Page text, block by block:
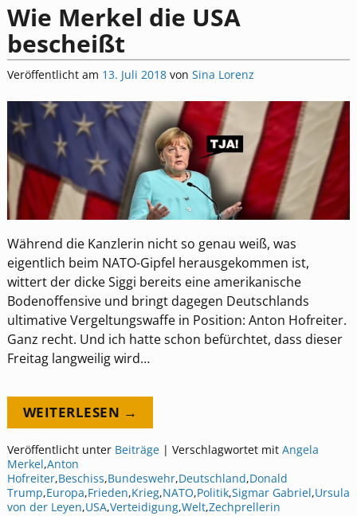
Wie Merkel die USA
bescheißt
Veröffentlicht am 13. Juli 2018 von Sina Lorenz
Während die Kanzlerin nicht so genau weiß, was
eigentlich beim NATO-Gipfel herausgekommen ist,
wittert der dicke Siggi bereits eine amerikanische
Bodenoffensive und bringt dagegen Deutschlands
ultimative Vergeltungswaffe in Position: Anton Hofreiter.
Ganz recht. Und ich hatte schon befürchtet, dass dieser
Freitag langweilig wird…
WEITERLESEN →
Veröffentlicht unter Beiträge| Verschlagwortet mit Angela
Merkel,Anton
Hofreiter,Beschiss,Bundeswehr,Deutschland,Donald
Trump,Europa,Frieden,Krieg,NATO,Politik,Sigmar Gabriel,Ursula
von der Leyen,USA,Verteidigung,Welt,Zechprellerin